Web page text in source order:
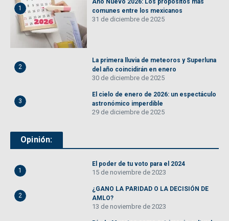
1
Año Nuevo 2026: Los propósitos más
comunes entre los mexicanos
31 de diciembre de 2025
2
La primera lluvia de meteoros y Superluna
del año coincidirán en enero
30 de diciembre de 2025
3
El cielo de enero de 2026: un espectáculo
astronómico imperdible
29 de diciembre de 2025
Opinión:
1
El poder de tu voto para el 2024
15 de noviembre de 2023
2
¿GANO LA PARIDAD O LA DECISIÓN DE
AMLO?
13 de noviembre de 2023